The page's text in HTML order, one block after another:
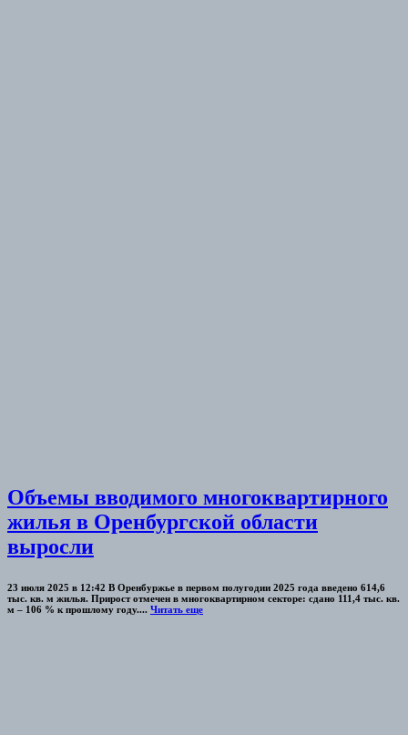
Объемы вводимого многоквартирного
жилья в Оренбургской области
выросли
23 июля 2025 в 12:42 В Оренбуржье в первом полугодии 2025 года введено 614,6
тыс. кв. м жилья. Прирост отмечен в многоквартирном секторе: сдано 111,4 тыс. кв.
м – 106 % к прошлому году.... Читать еще